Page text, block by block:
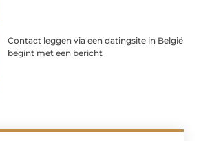
Contact leggen via een datingsite in België
begint met een bericht